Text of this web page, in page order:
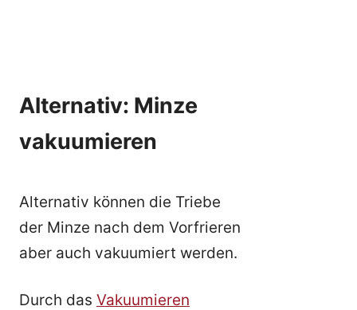
Alternativ: Minze
vakuumieren
Alternativ können die Triebe
der Minze nach dem Vorfrieren
aber auch vakuumiert werden.
Durch das Vakuumieren